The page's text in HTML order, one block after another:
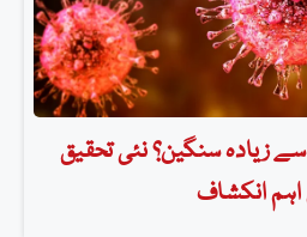
سے زیادہ سنگین؟ نئی تحقیق
انکشاف